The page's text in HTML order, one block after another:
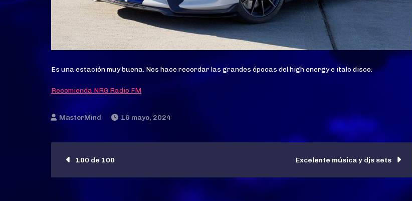
Es una estación muy buena. Nos hace recordar las grandes épocas del high energy e italo disco.
Recomienda NRG Radio FM
16 mayo, 2024
Navegación
100 de 100 Excelente música y djs sets